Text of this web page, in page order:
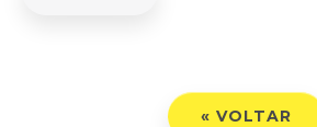
« VOLTAR